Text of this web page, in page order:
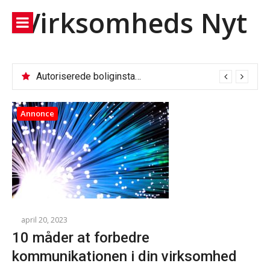
indholdVirksomheds Nyt
Autoriserede boliginstallationer: Fjernvarmeservice, VVS og el-tjek
Annonce
april 20, 2023
10 måder at forbedre
kommunikationen i din virksomhed